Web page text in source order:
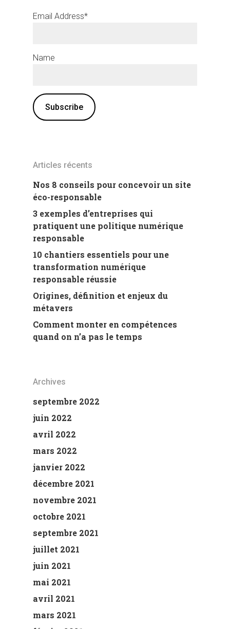
Email Address*
Name
Articles récents
Nos 8 conseils pour concevoir un site
éco-responsable
3 exemples d’entreprises qui
pratiquent une politique numérique
responsable
10 chantiers essentiels pour une
transformation numérique
responsable réussie
Origines, définition et enjeux du
métavers
Comment monter en compétences
quand on n’a pas le temps
Archives
septembre 2022
juin 2022
avril 2022
mars 2022
janvier 2022
décembre 2021
novembre 2021
octobre 2021
septembre 2021
juillet 2021
juin 2021
mai 2021
avril 2021
mars 2021